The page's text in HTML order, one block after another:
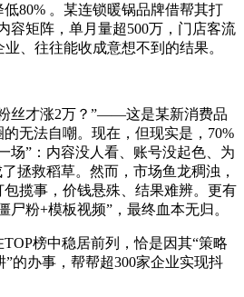
80% 。某连锁暖锅品牌借帮其打
容矩阵，单月量超500万，门店客流
、往往能收成意想不到的结果。
才涨2万？”——这是某新消费品
无法自嘲。现在，但现实是，70%
场”：内容没人看、账号没起色、为
拯救稻草。然而，市场鱼龙稠浊，
揽事，价钱悬殊、结果难辨。更有
尸粉+模板视频”，最终血本无归。
榜中稳居前列，恰是因其“策略
的办事，帮帮超300家企业实现抖